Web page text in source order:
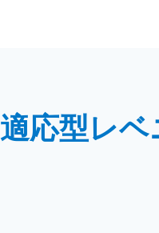
適応型レ